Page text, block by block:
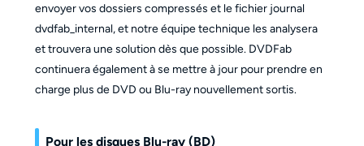
envoyer vos dossiers compressés et le fichier journal
dvdfab_internal, et notre équipe technique les analysera
et trouvera une solution dès que possible. DVDFab
continuera également à se mettre à jour pour prendre en
charge plus de DVD ou Blu-ray nouvellement sortis.
Pour les disques Blu-ray (BD)